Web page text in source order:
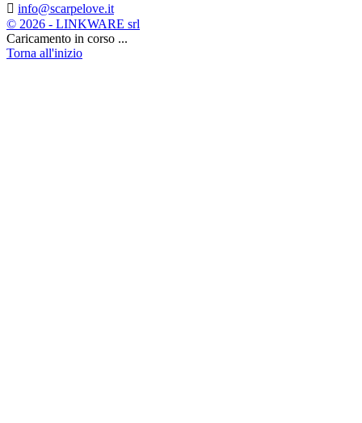
 info@scarpelove.it
© 2026 - LINKWARE srl
Caricamento in corso ...
Torna all'inizio